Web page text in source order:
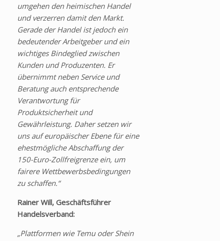
umgehen den heimischen Handel
und verzerren damit den Markt.
Gerade der Handel ist jedoch ein
bedeutender Arbeitgeber und ein
wichtiges Bindeglied zwischen
Kunden und Produzenten. Er
übernimmt neben Service und
Beratung auch entsprechende
Verantwortung für
Produktsicherheit und
Gewährleistung. Daher setzen wir
uns auf europäischer Ebene für eine
ehestmögliche Abschaffung der
150-Euro-Zollfreigrenze ein, um
fairere Wettbewerbsbedingungen
zu schaffen.“
Rainer Will, Geschäftsführer
Handelsverband:
„Plattformen wie Temu oder Shein